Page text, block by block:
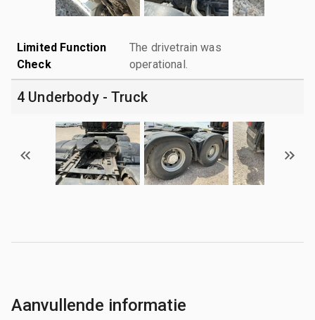
Limited Function
Check
The drivetrain was
operational.
4 Underbody - Truck
Aanvullende informatie